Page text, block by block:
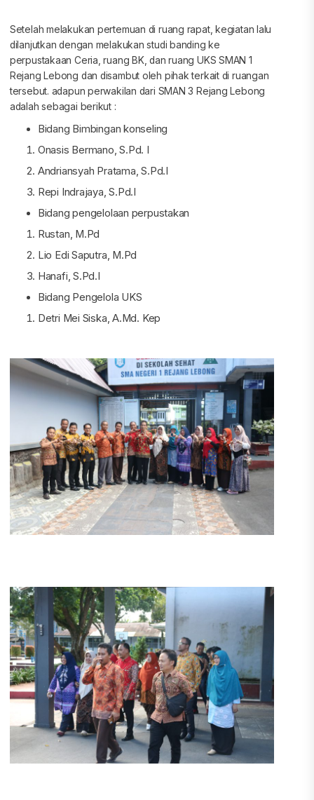
Setelah melakukan pertemuan di ruang rapat, kegiatan lalu
dilanjutkan dengan melakukan studi banding ke
perpustakaan Ceria, ruang BK, dan ruang UKS SMAN 1
Rejang Lebong dan disambut oleh pihak terkait di ruangan
tersebut. adapun perwakilan dari SMAN 3 Rejang Lebong
adalah sebagai berikut :
Bidang Bimbingan konseling
Onasis Bermano, S.Pd. I
Andriansyah Pratama, S.Pd.I
Repi Indrajaya, S.Pd.I
Bidang pengelolaan perpustakan
Rustan, M.Pd
Lio Edi Saputra, M.Pd
Hanafi, S.Pd.I
Bidang Pengelola UKS
Detri Mei Siska, A.Md. Kep